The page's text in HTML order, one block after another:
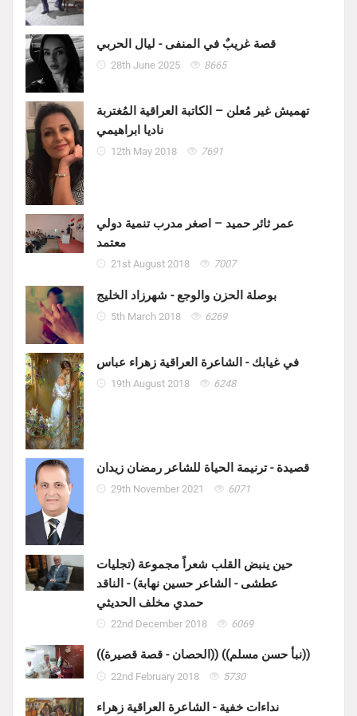
قصة غريبٌ في المنفى - ليال الحربي
28th June 2025 8665
تهميش غير مُعلن – الكاتبة العراقية المُغتربة
ناديا ابراهيمي
12th May 2018 7691
عمر ثائر حميد – اصغر مدرب تنمية دولي
معتمد
21st August 2018 7007
بوصلة الحزن والوجع - شهرزاد الخليج
5th March 2018 6269
في غيابك - الشاعرة العراقية زهراء عباس
19th August 2018 6248
قصيدة - ترنيمة الحياة للشاعر رمضان زيدان
29th November 2021 6071
حين ينبض القلب شعراً مجموعة (تجليات
عطشى - الشاعر حسين نهابة) - الناقد
حمدي مخلف الحديثي
22nd December 2018 6069
((الحصان - قصة قصيرة)) ((نبأ حسن مسلم))
22nd February 2018 5730
نداءات خفية - الشاعرة العراقية زهراء